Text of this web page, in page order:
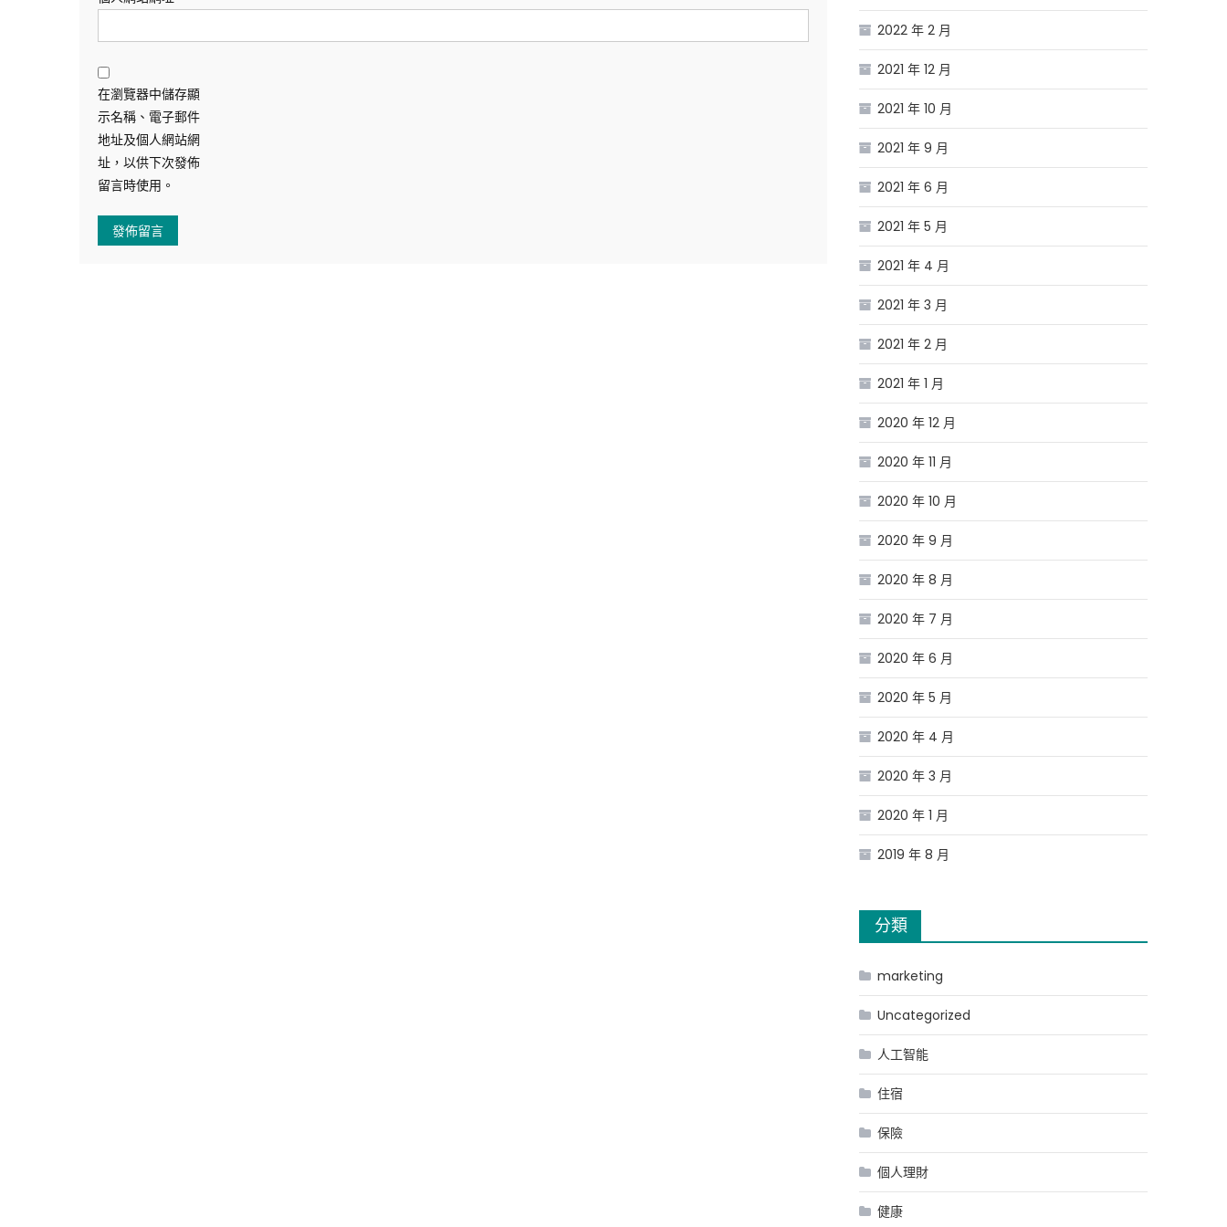
在瀏覽器中儲存顯
示名稱、電子郵件
地址及個人網站網
址，以供下次發佈
留言時使用。
2022 年 2 月
2021 年 12 月
2021 年 10 月
2021 年 9 月
2021 年 6 月
2021 年 5 月
2021 年 4 月
2021 年 3 月
2021 年 2 月
2021 年 1 月
2020 年 12 月
2020 年 11 月
2020 年 10 月
2020 年 9 月
2020 年 8 月
2020 年 7 月
2020 年 6 月
2020 年 5 月
2020 年 4 月
2020 年 3 月
2020 年 1 月
2019 年 8 月
分類
marketing
Uncategorized
人工智能
住宿
保險
個人理財
健康